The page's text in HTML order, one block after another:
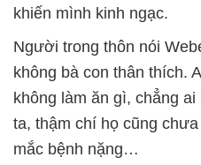
khiến mình kinh ngạc.
Người trong thôn nói
không bà con thân thích.
không làm ăn gì, chẳng
ta, thậm chí họ cũng
mắc bệnh nặng…